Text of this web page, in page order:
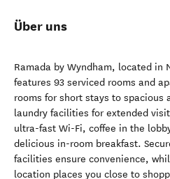
Über uns
Ramada by Wyndham, located in
features 93 serviced rooms and
rooms for short stays to spacious
laundry facilities for extended
ultra-fast Wi-Fi, coffee in the
delicious in-room breakfast.
facilities ensure convenience,
location places you close to